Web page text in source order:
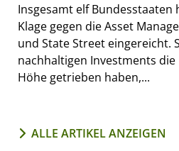
Insgesamt elf Bundesstaaten
Klage gegen die Asset
und State Street eingereicht.
nachhaltigen Investments
Höhe getrieben haben,...
ALLE ARTIKEL ANZEIGEN